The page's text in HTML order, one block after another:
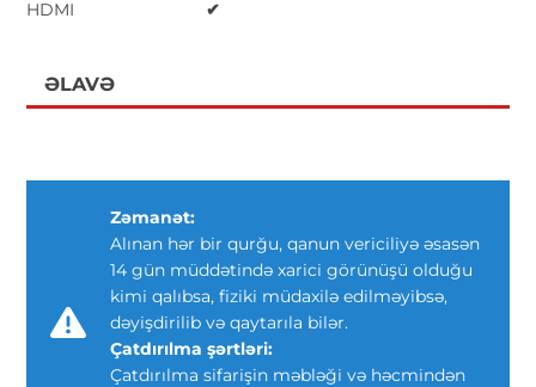
HDMI ✔
ƏLAVƏ
Zəmanət:
Alınan hər bir qurğu, qanun vericiliyə əsasən
14 gün müddətində xarici görünüşü olduğu
kimi qalıbsa, fiziki müdaxilə edilməyibsə,
dəyişdirilib və qaytarıla bilər.
Çatdırılma şərtləri:
Çatdırılma sifarişin məbləği və həcmindən